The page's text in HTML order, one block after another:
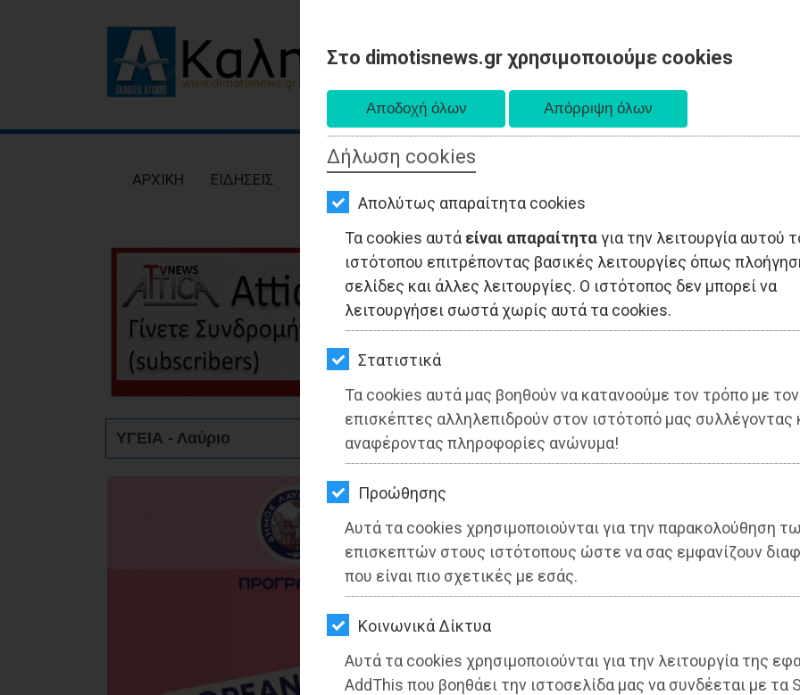
Στο dimotisnews.gr χρησιμοποιούμε cookies
Δήλωση cookies
Απολύτως απαραίτητα cookies
Τα cookies αυτά είναι απαραίτηταγια την λειτουργία αυτού
ιστότοπου επιτρέποντας βασικές λειτουργίες όπως
σελίδες και άλλες λειτουργίες. Ο ιστότοπος δεν μπορεί να
λειτουργήσει σωστά χωρίς αυτά τα cookies.
Στατιστικά
Τα cookies αυτά μας βοηθούν να κατανοούμε τον τρόπο με τον
επισκέπτες αλληλεπιδρούν στον ιστότοπό μας συλλέγοντας
αναφέροντας πληροφορίες ανώνυμα!
Προώθησης
Αυτά τα cookies χρησιμοποιούνται για την παρακολούθηση
επισκεπτών στους ιστότοπους ώστε να σας εμφανίζουν
που είναι πιο σχετικές με εσάς.
Kοινωνικά Δίκτυα
Αυτά τα cookies χρησιμοποιούνται για την λειτουργία της
AddThis που βοηθάει την ιστοσελίδα μας να συνδέεται με τα
ΕΙΔΗΣΕΙΣ
ΟΙΚΟΝΟΜΙΑ
ΑΘΛΗΤΙΣΜΟΣ
ΠΟΛΙΤΙΣΜΟΣ
AΡΧΙΚΗ ΕΙΔΗΣΕΙΣ
ΥΓΕΙΑ - Λαύριο